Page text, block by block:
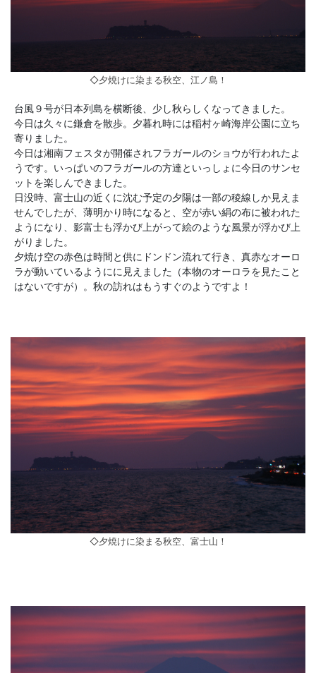
◇夕焼けに染まる秋空、江ノ島！
台風９号が日本列島を横断後、少し秋らしくなってきました。
今日は久々に鎌倉を散歩。夕暮れ時には稲村ヶ崎海岸公園に立ち
寄りました。
今日は湘南フェスタが開催されフラガールのショウが行われたよ
うです。いっぱいのフラガールの方達といっしょに今日のサンセ
ットを楽しんできました。
日没時、富士山の近くに沈む予定の夕陽は一部の稜線しか見えま
せんでしたが、薄明かり時になると、空が赤い絹の布に被われた
ようになり、影富士も浮かび上がって絵のような風景が浮かび上
がりました。
夕焼け空の赤色は時間と供にドンドン流れて行き、真赤なオーロ
ラが動いているようにに見えました（本物のオーロラを見たこと
はないですが）。秋の訪れはもうすぐのようですよ！
◇夕焼けに染まる秋空、富士山！